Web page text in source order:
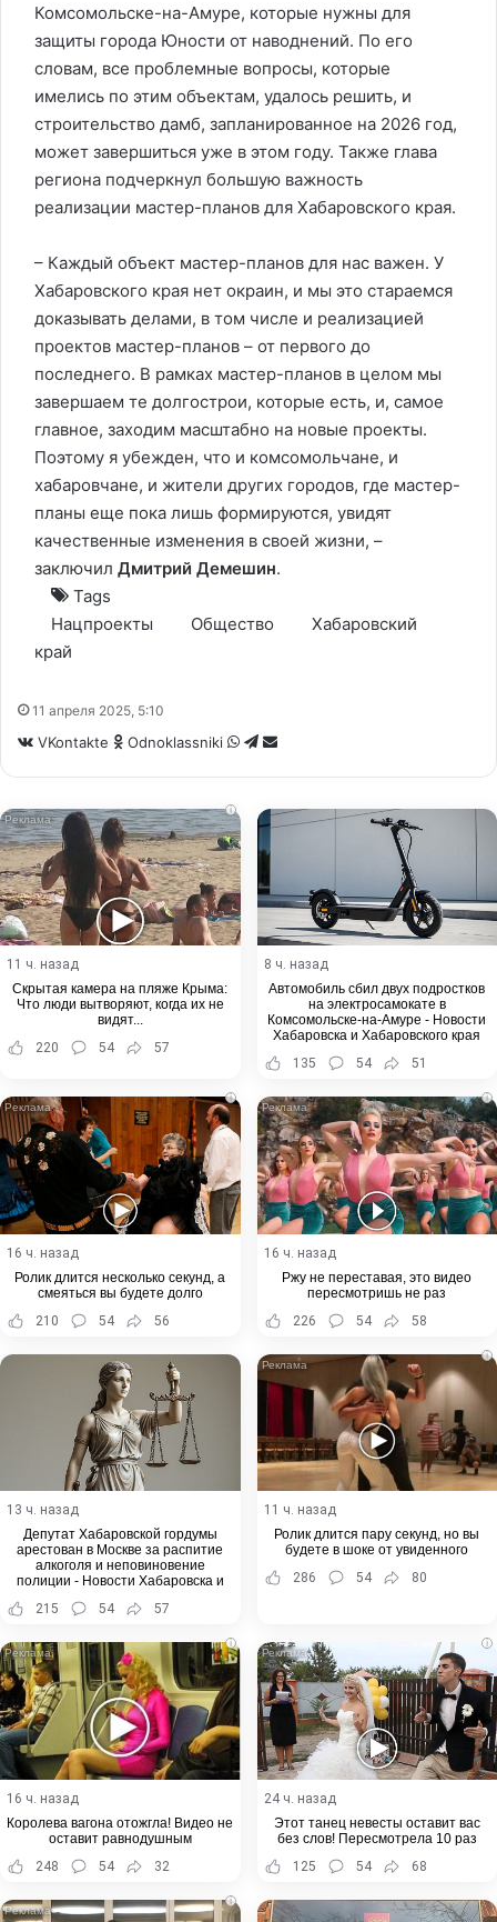
Комсомольске-на-Амуре, которые нужны для
защиты города Юности от наводнений. По его
словам, все проблемные вопросы, которые
имелись по этим объектам, удалось решить, и
строительство дамб, запланированное на 2026 год,
может завершиться уже в этом году. Также глава
региона подчеркнул большую важность
реализации мастер-планов для Хабаровского края.
– Каждый объект мастер-планов для нас важен. У
Хабаровского края нет окраин, и мы это стараемся
доказывать делами, в том числе и реализацией
проектов мастер-планов – от первого до
последнего. В рамках мастер-планов в целом мы
завершаем те долгострои, которые есть, и, самое
главное, заходим масштабно на новые проекты.
Поэтому я убежден, что и комсомольчане, и
хабаровчане, и жители других городов, где мастер-
планы еще пока лишь формируются, увидят
качественные изменения в своей жизни, –
заключил Дмитрий Демешин.
Tags
Нацпроекты
Общество
Хабаровский
край
11 апреля 2025, 5:10
VKontakte Odnoklassniki WhatsApp
Telegram
Share
i
11 ч. назад
Скрытая камера на пляже Крыма:
Что люди вытворяют, когда их не
видят...
220
54 57
8 ч. назад
Автомобиль сбил двух подростков
на электросамокате в
Комсомольске-на-Амуре - Новости
Хабаровска и Хабаровского края
135
54 51
i
16 ч. назад
Ролик длится несколько секунд, а
смеяться вы будете долго
210
54 56
i
16 ч. назад
Ржу не переставая, это видео
пересмотришь не раз
226
54 58
13 ч. назад
Депутат Хабаровской гордумы
арестован в Москве за распитие
алкоголя и неповиновение
полиции - Новости Хабаровска и
215 54 57
i
11 ч. назад
Ролик длится пару секунд, но вы
будете в шоке от увиденного
286
54 80
i
16 ч. назад
Королева вагона отожгла! Видео не
оставит равнодушным
248
54 32
i
24 ч. назад
Этот танец невесты оставит вас
без слов! Пересмотрела 10 раз
125
54 68
i